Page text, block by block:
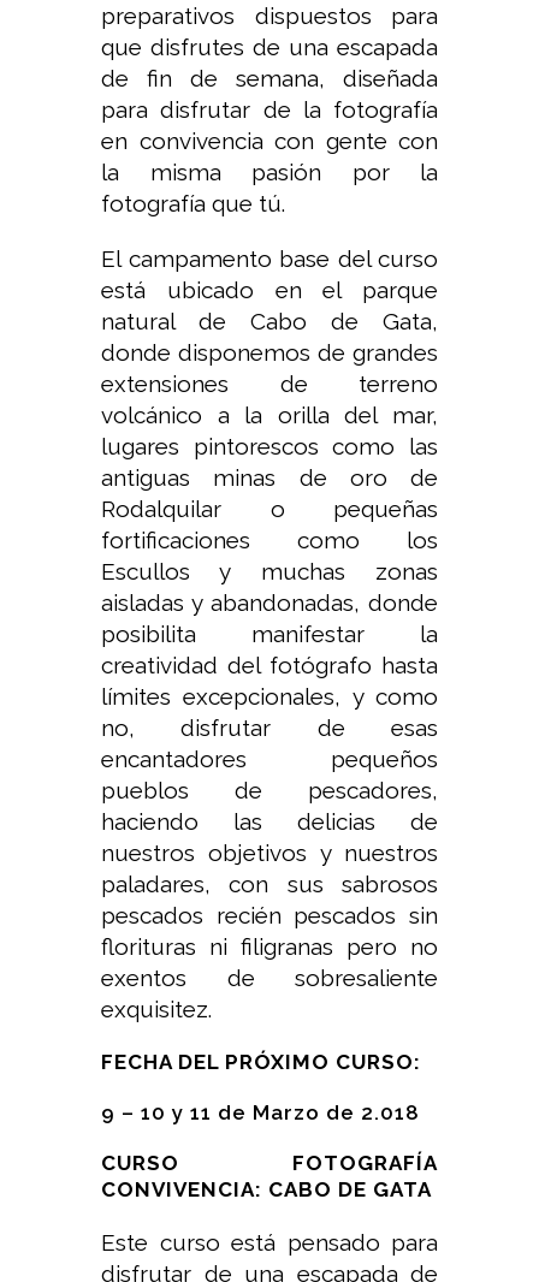
preparativos dispuestos para
que disfrutes de una escapada
de fin de semana, diseñada
para disfrutar de la fotografía
en convivencia con gente con
la misma pasión por la
fotografía que tú.
El campamento base del curso
está ubicado en el parque
natural de Cabo de Gata,
donde disponemos de grandes
extensiones de terreno
volcánico a la orilla del mar,
lugares pintorescos como las
antiguas minas de oro de
Rodalquilar o pequeñas
fortificaciones como los
Escullos y muchas zonas
aisladas y abandonadas, donde
posibilita manifestar la
creatividad del fotógrafo hasta
límites excepcionales, y como
no, disfrutar de esas
encantadores pequeños
pueblos de pescadores,
haciendo las delicias de
nuestros objetivos y nuestros
paladares, con sus sabrosos
pescados recién pescados sin
florituras ni filigranas pero no
exentos de sobresaliente
exquisitez.
FECHA DEL PRÓXIMO CURSO:
9 – 10 y 11 de Marzo de 2.018
CURSO FOTOGRAFÍA
CONVIVENCIA: CABO DE GATA
Este curso está pensado para
disfrutar de una escapada de